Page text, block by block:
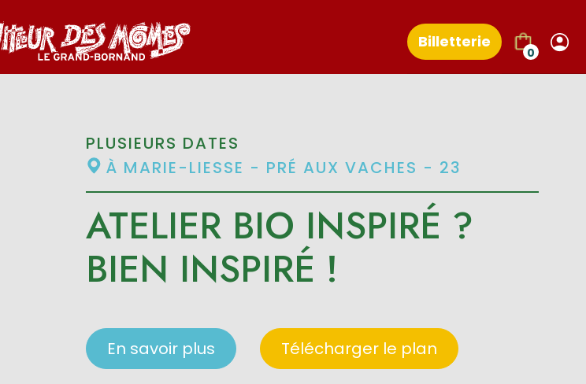
Billetterie
0
PLUSIEURS DATES
À MARIE-LIESSE - PRÉ AUX VACHES - 23
ATELIER BIO INSPIRÉ ?
BIEN INSPIRÉ !
Télécharger le plan
En savoir plus